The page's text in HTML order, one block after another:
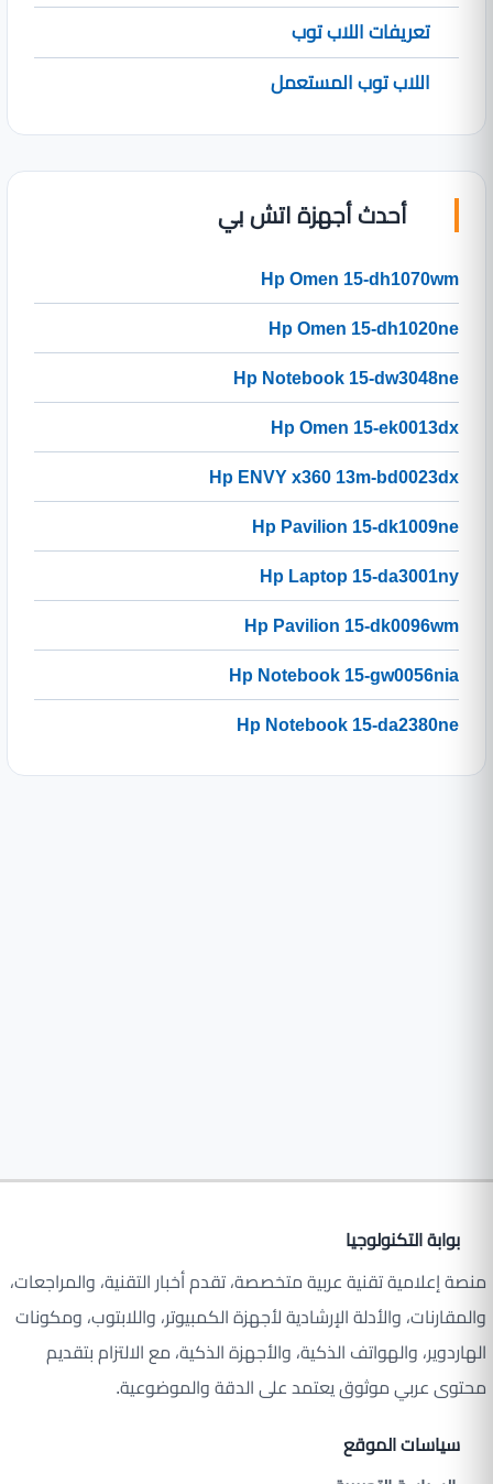
تعريفات اللاب توب
اللاب توب المستعمل
أحدث أجهزة اتش بي
Hp Omen 15-dh1070wm
Hp Omen 15-dh1020ne
Hp Notebook 15-dw3048ne
Hp Omen 15-ek0013dx
Hp ENVY x360 13m-bd0023dx
Hp Pavilion 15-dk1009ne
Hp Laptop 15-da3001ny
Hp Pavilion 15-dk0096wm
Hp Notebook 15-gw0056nia
Hp Notebook 15-da2380ne
بوابة التكنولوجيا
منصة إعلامية تقنية عربية متخصصة، تقدم أخبار التقنية، والمراجعات،
والمقارنات، والأدلة الإرشادية لأجهزة الكمبيوتر، واللابتوب، ومكونات
الهاردوير، والهواتف الذكية، والأجهزة الذكية، مع الالتزام بتقديم
محتوى عربي موثوق يعتمد على الدقة والموضوعية.
سياسات الموقع